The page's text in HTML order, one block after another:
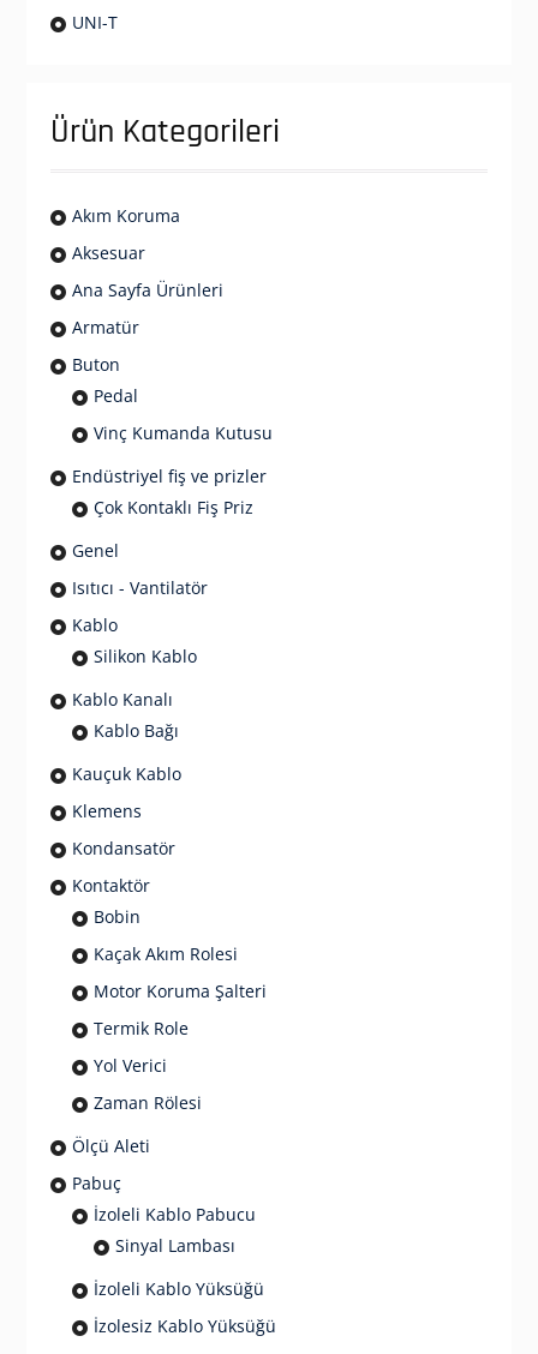
UNI-T
Ürün Kategorileri
Akım Koruma
Aksesuar
Ana Sayfa Ürünleri
Armatür
Buton
Pedal
Vinç Kumanda Kutusu
Endüstriyel fiş ve prizler
Çok Kontaklı Fiş Priz
Genel
Isıtıcı - Vantilatör
Kablo
Silikon Kablo
Kablo Kanalı
Kablo Bağı
Kauçuk Kablo
Klemens
Kondansatör
Kontaktör
Bobin
Kaçak Akım Rolesi
Motor Koruma Şalteri
Termik Role
Yol Verici
Zaman Rölesi
Ölçü Aleti
Pabuç
İzoleli Kablo Pabucu
Sinyal Lambası
İzoleli Kablo Yüksüğü
İzolesiz Kablo Yüksüğü